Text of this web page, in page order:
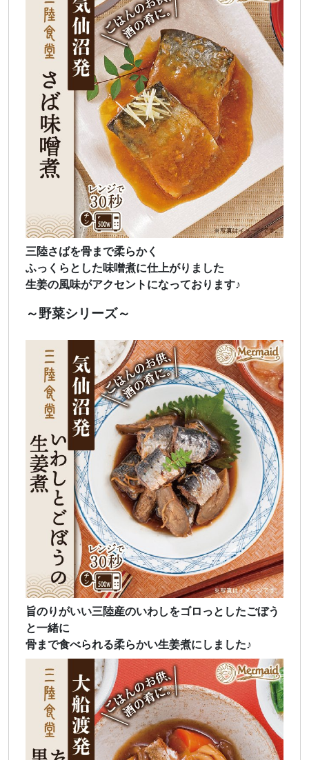
三陸さばを骨まで柔らかく
ふっくらとした味噌煮に仕上がりました
生姜の風味がアクセントになっております♪
～野菜シリーズ～
旨のりがいい三陸産のいわしをゴロっとしたごぼう
と一緒に
骨まで食べられる柔らかい生姜煮にしました♪